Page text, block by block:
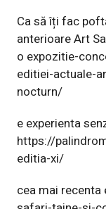
Ca să îți fac
anterioare Art
o expozitie-
editiei-actuale-
nocturn/
e experienta
https://
editia-xi/
cea mai recenta